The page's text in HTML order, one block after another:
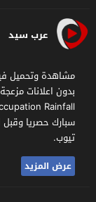
عرب سيد
بدون اعلانات
سبارك حصريا وقبل
تيوب.
عرض المزيد